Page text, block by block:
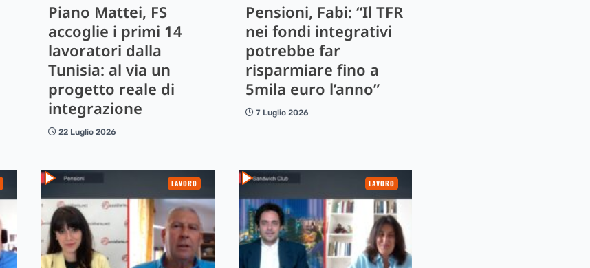
Piano Mattei, FS
accoglie i primi 14
lavoratori dalla
Tunisia: al via un
progetto reale di
integrazione
22 Luglio 2026
Pensioni, Fabi: “Il TFR
nei fondi integrativi
potrebbe far
risparmiare fino a
5mila euro l’anno”
7 Luglio 2026
LAVORO LAVORO